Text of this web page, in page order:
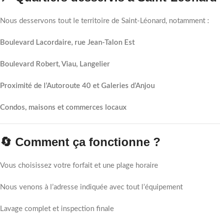
Nous desservons tout le territoire de Saint-Léonard, notamment :
Boulevard Lacordaire, rue Jean-Talon Est
Boulevard Robert, Viau, Langelier
Proximité de l’Autoroute 40 et Galeries d’Anjou
Condos, maisons et commerces locaux
🔄 Comment ça fonctionne ?
Vous choisissez votre forfait et une plage horaire
Nous venons à l’adresse indiquée avec tout l’équipement
Lavage complet et inspection finale